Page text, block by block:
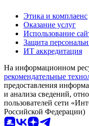
Этика и комплаенс
Оказание услуг
Использование
Защита
ИТ аккредитация
На информационном
рекомендательные
предоставления
и анализа сведений,
пользователей сети
Российской Федерации)